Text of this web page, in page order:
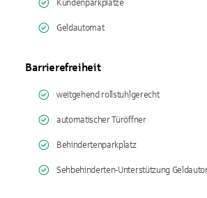
Kundenparkplätze
Geldautomat
Barrierefreiheit
weitgehend rollstuhlgerecht
automatischer Türöffner
Behindertenparkplatz
Sehbehinderten-Unterstützung